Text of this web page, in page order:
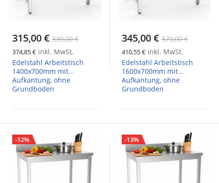
315,00 € 330,00 €
374,85 € inkl. MwSt.
Edelstahl Arbeitstisch
1400x700mm mit
Aufkantung, ohne
Grundboden
345,00 € 370,00 €
410,55 € inkl. MwSt.
Edelstahl Arbeitstisch
1600x700mm mit
Aufkantung, ohne
Grundboden
-12% -13%